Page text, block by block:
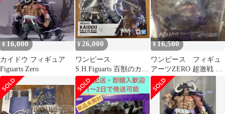
¥16,000
カイドウ フィギュア
Figuarts Zero
¥26,000
ワンピース
S.H.Figuarts 百獣のカイ
ドウ 人獣型 フィギュ
アーツ
¥16,500
ワンピース フィギュ
アーツZERO 超激戦 百
獣のカイドウ フィギ
ュア